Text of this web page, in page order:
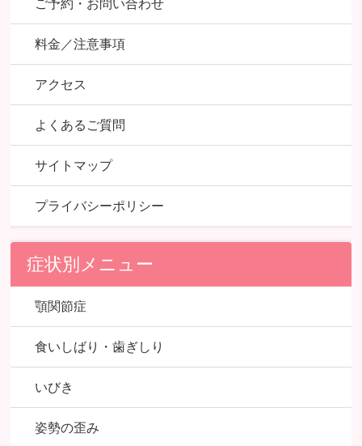
ご予約・お問い合わせ
料金／注意事項
アクセス
よくあるご質問
サイトマップ
プライバシーポリシー
症状別メニュー
顎関節症
食いしばり・歯ぎしり
いびき
姿勢の歪み